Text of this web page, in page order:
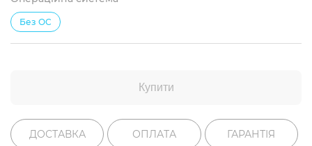
Без ОС
Купити
ДОСТАВКА ОПЛАТА ГАРАНТІЯ